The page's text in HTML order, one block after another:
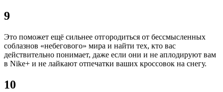
9
Это поможет ещё сильнее отгородиться от бессмысленных
соблазнов «небегового» мира и найти тех, кто вас
действительно понимает, даже если они и не аплодируют вам
в Nike+ и не лайкают отпечатки ваших кроссовок на снегу.
10